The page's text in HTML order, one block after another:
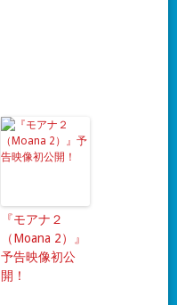
『モアナ２
（Moana 2）』
予告映像初公
開！